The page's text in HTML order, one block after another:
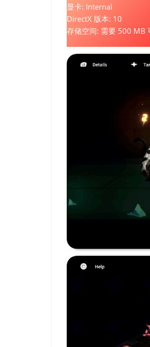
显卡: Internal
DirectX 版本: 10
存储空间: 需要 500 MB